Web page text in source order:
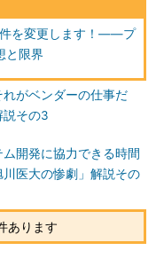
件を変更します！――プ
と限界
がベンダーの仕事だ
その3
開発に協力できる時間
医大の惨劇」解説その
あります